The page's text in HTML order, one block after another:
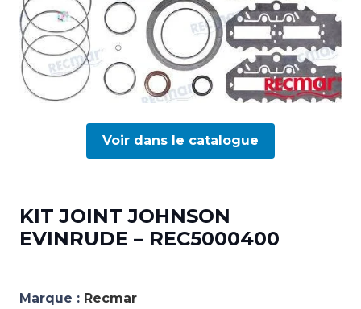
Voir dans le catalogue
KIT JOINT JOHNSON
EVINRUDE – REC5000400
Marque : Recmar